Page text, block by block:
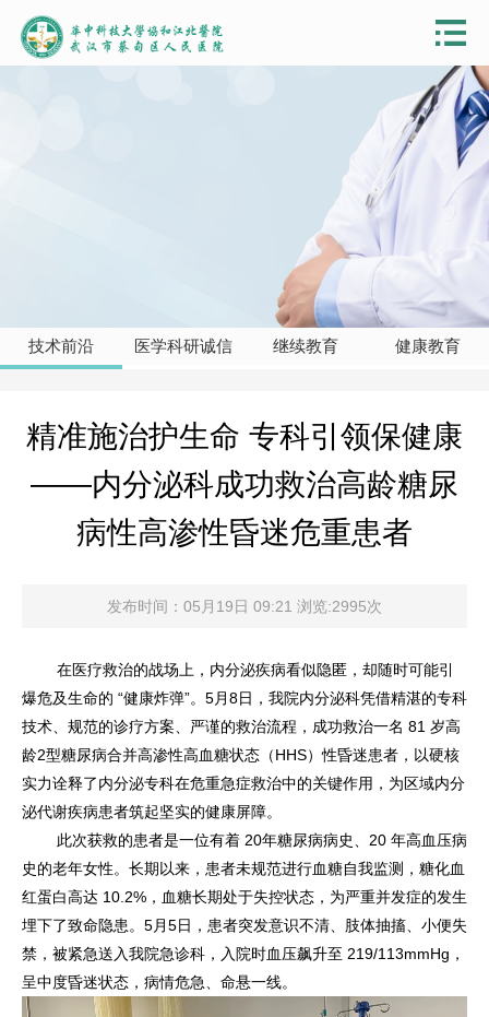
技术前沿 医学科研诚信 继续教育 健康教育
精准施治护生命 专科引领保健康
——内分泌科成功救治高龄糖尿
病性高渗性昏迷危重患者
发布时间：05月19日 09:21 浏览:2995次
在医疗救治的战场上，内分泌疾病看似隐匿，却随时可能引
爆危及生命的 “健康炸弹”。5月8日，我院内分泌科凭借精湛的专科
技术、规范的诊疗方案、严谨的救治流程，成功救治一名 81 岁高
龄2型糖尿病合并高渗性高血糖状态（HHS）性昏迷患者，以硬核
实力诠释了内分泌专科在危重急症救治中的关键作用，为区域内分
泌代谢疾病患者筑起坚实的健康屏障。
此次获救的患者是一位有着 20年糖尿病病史、20 年高血压病
史的老年女性。长期以来，患者未规范进行血糖自我监测，糖化血
红蛋白高达 10.2%，血糖长期处于失控状态，为严重并发症的发生
埋下了致命隐患。5月5日，患者突发意识不清、肢体抽搐、小便失
禁，被紧急送入我院急诊科，入院时血压飙升至 219/113mmHg，
呈中度昏迷状态，病情危急、命悬一线。